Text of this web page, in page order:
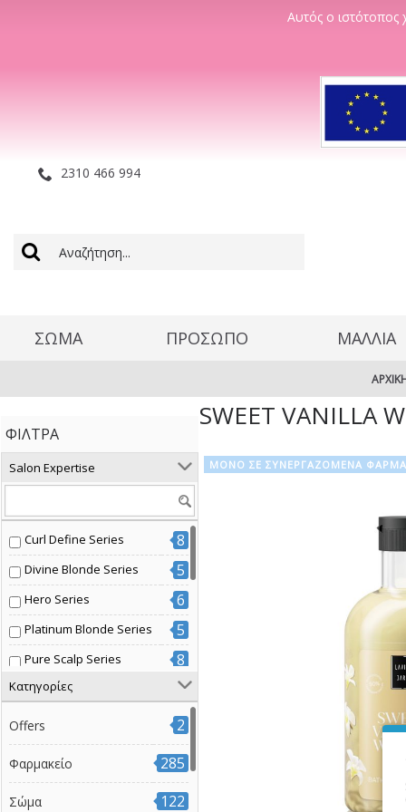
Αυτός ο ιστότοπος
2310 466 994
ΣΩΜΑ ΠΡΟΣΩΠΟ ΜΑΛΛΊΑ
ΦΊΛΤΡΑ
Salon Expertise
Curl Define Series 8
Divine Blonde Series 5
Hero Series 6
Platinum Blonde Series 5
Pure Scalp Series 8
Radiant Color Series 7
Volume Boost Series 3
Βαμμένα μαλλιά 7
Διάφοροι τύποι μαλλιών 14
Έξτρα όγκος
Κατηγορίες
Offers 2
Φαρμακείο 285
Σώμα 122
SWEET VANILLA
ΜΟΝΟ ΣΕ ΣΥΝΕΡΓΑΖΟΜΕΝΑ